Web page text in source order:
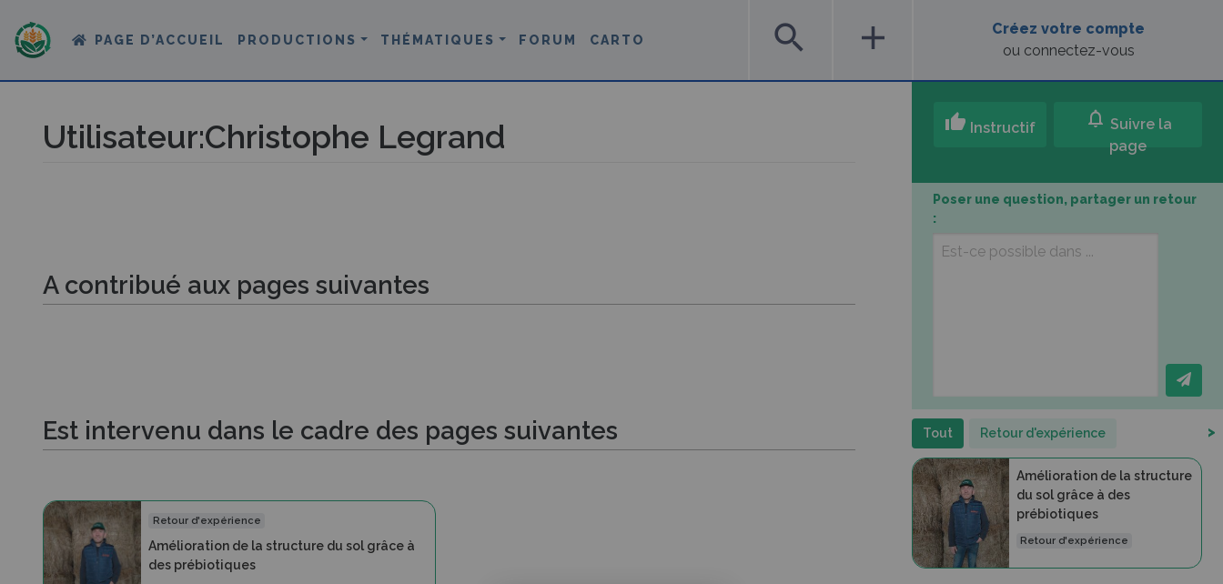
PAGE D’ACCUEIL PRODUCTIONS THÉMATIQUES FORUM CARTO search add
Créez votre compte
ou connectez-vous
Utilisateur:Christophe Legrand
A contribué aux pages suivantes
Est intervenu dans le cadre des pages suivantes
Retour d'expérience
Amélioration de la structure du sol grâce à
des prébiotiques
thumb_up Instructif notifications Suivre la
page
Poser une question, partager un retour
:
Tout Retour d'expérience >
Amélioration de la structure
du sol grâce à des
prébiotiques
Retour d'expérience